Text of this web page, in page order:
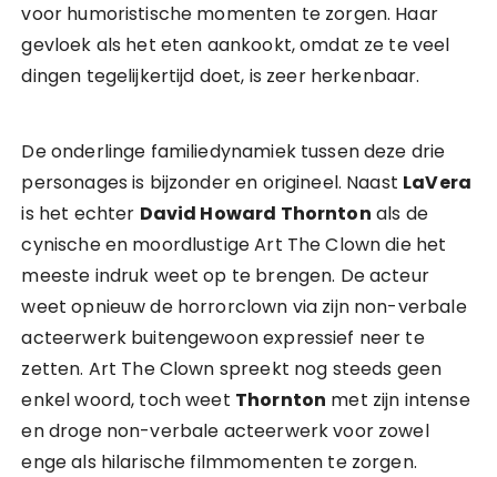
voor humoristische momenten te zorgen. Haar
gevloek als het eten aankookt, omdat ze te veel
dingen tegelijkertijd doet, is zeer herkenbaar.
De onderlinge familiedynamiek tussen deze drie
personages is bijzonder en origineel. Naast LaVera
is het echter David Howard Thornton als de
cynische en moordlustige Art The Clown die het
meeste indruk weet op te brengen. De acteur
weet opnieuw de horrorclown via zijn non-verbale
acteerwerk buitengewoon expressief neer te
zetten. Art The Clown spreekt nog steeds geen
enkel woord, toch weet Thornton met zijn intense
en droge non-verbale acteerwerk voor zowel
enge als hilarische filmmomenten te zorgen.